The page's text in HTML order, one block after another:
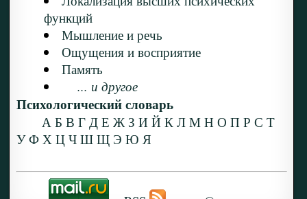
функций
Мышление и речь
Ощущения и восприятие
Память
... и другое
Психологический словарь
А Б В Г Д Е Ж З И Й К Л М Н О П Р С Т
У Ф Х Ц Ч Ш Щ Э Ю Я